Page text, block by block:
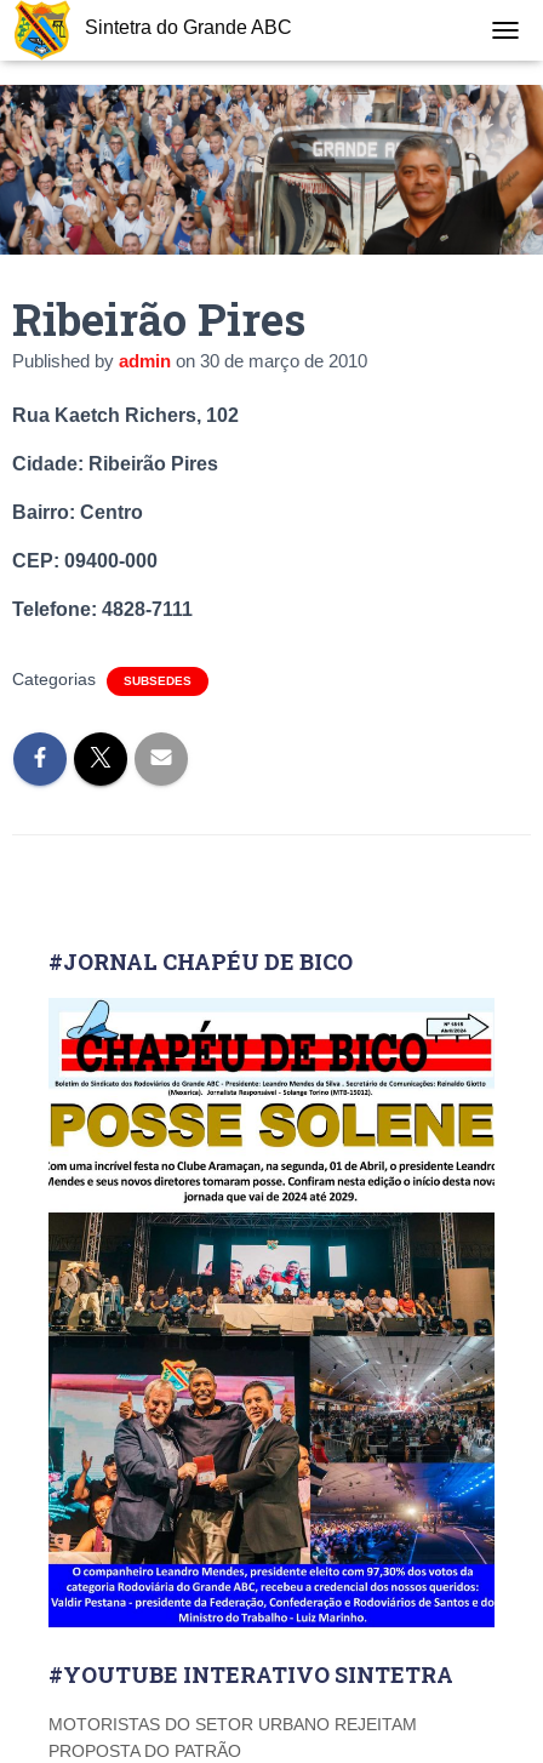
Sintetra do Grande ABC
G
G
L
E
N
A
V
I
Ribeirão Pires
Published by admin on 30 de março de 2010
Rua Kaetch Richers, 102
Cidade: Ribeirão Pires
Bairro: Centro
CEP: 09400-000
Telefone: 4828-7111
Categorias SUBSEDES
#JORNAL CHAPÉU DE BICO
#YOUTUBE INTERATIVO SINTETRA
MOTORISTAS DO SETOR URBANO REJEITAM
PROPOSTA DO PATRÃO